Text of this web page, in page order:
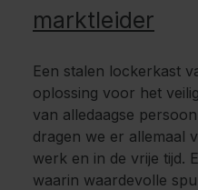
marktleider
Een stalen lockerkast
oplossing voor het
van alledaagse
dragen we er allemaal
werk en in de vrije tijd.
waarin waardevolle